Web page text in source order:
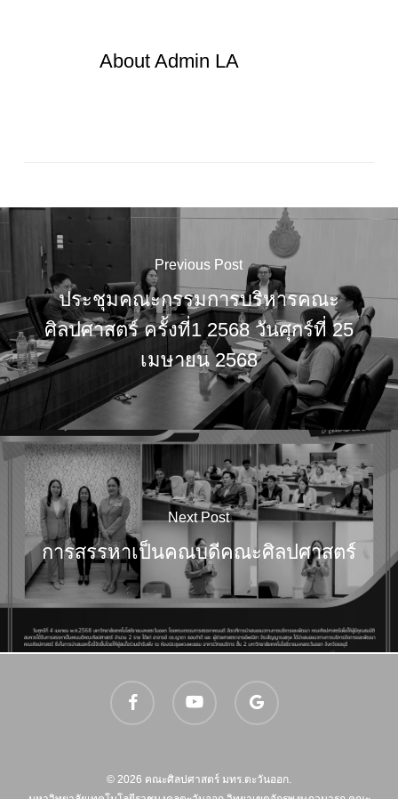
AboutAdmin LA
Previous Post
ประชุมคณะกรรมการบริหารคณะ
ศิลปศาสตร์ ครั้งที่1 2568 วันศุกร์ที่ 25
เมษายน 2568
Next Post
การสรรหาเป็นคณบดีคณะศิลปศาสตร์
plus
© 2026 คณะศิลปศาสตร์ มทร.ตะวันออก.